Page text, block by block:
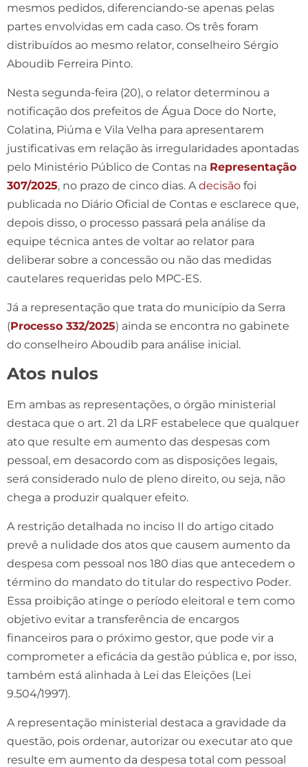
mesmos pedidos, diferenciando-se apenas pelas
partes envolvidas em cada caso. Os três foram
distribuídos ao mesmo relator, conselheiro Sérgio
Aboudib Ferreira Pinto.
Nesta segunda-feira (20), o relator determinou a
notificação dos prefeitos de Água Doce do Norte,
Colatina, Piúma e Vila Velha para apresentarem
justificativas em relação às irregularidades apontadas
pelo Ministério Público de Contas na Representação
307/2025, no prazo de cinco dias. Adecisão foi
publicada no Diário Oficial de Contas e esclarece que,
depois disso, o processo passará pela análise da
equipe técnica antes de voltar ao relator para
deliberar sobre a concessão ou não das medidas
cautelares requeridas pelo MPC-ES.
Já a representação que trata do município da Serra
(Processo 332/2025) ainda se encontra no gabinete
do conselheiro Aboudib para análise inicial.
Atos nulos
Em ambas as representações, o órgão ministerial
destaca que o art. 21 da LRF estabelece que qualquer
ato que resulte em aumento das despesas com
pessoal, em desacordo com as disposições legais,
será considerado nulo de pleno direito, ou seja, não
chega a produzir qualquer efeito.
A restrição detalhada no inciso II do artigo citado
prevê a nulidade dos atos que causem aumento da
despesa com pessoal nos 180 dias que antecedem o
término do mandato do titular do respectivo Poder.
Essa proibição atinge o período eleitoral e tem como
objetivo evitar a transferência de encargos
financeiros para o próximo gestor, que pode vir a
comprometer a eficácia da gestão pública e, por isso,
também está alinhada à Lei das Eleições (Lei
9.504/1997).
A representação ministerial destaca a gravidade da
questão, pois ordenar, autorizar ou executar ato que
resulte em aumento da despesa total com pessoal